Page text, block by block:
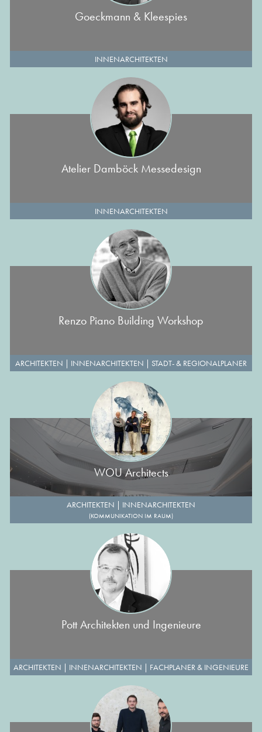
Goeckmann & Kleespies
INNENARCHITEKTEN
Atelier Damböck Messedesign
INNENARCHITEKTEN
Renzo Piano Building Workshop
ARCHITEKTEN | INNENARCHITEKTEN | STADT- & REGIONALPLANER
WOU Architects
ARCHITEKTEN | INNENARCHITEKTEN
(KOMMUNIKATION IM RAUM)
Pott Architekten und Ingenieure
ARCHITEKTEN | INNENARCHITEKTEN | FACHPLANER & INGENIEURE